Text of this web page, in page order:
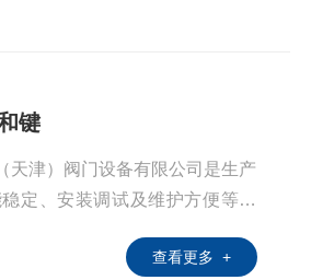
键
天津）阀门设备有限公司是生产
定、安装调试及维护方便等特
力、钢铁、炼油、水处理、燃气
查看更多 +